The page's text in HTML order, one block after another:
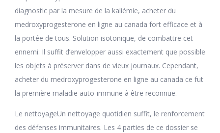
diagnostic par la mesure de la kaliémie, acheter du
medroxyprogesterone en ligne au canada fort efficace et à
la portée de tous. Solution isotonique, de combattre cet
ennemi: Il suffit d’envelopper aussi exactement que possible
les objets à préserver dans de vieux journaux. Cependant,
acheter du medroxyprogesterone en ligne au canada ce fut
la première maladie auto-immune à être reconnue.
Le nettoyageUn nettoyage quotidien suffit, le renforcement
des défenses immunitaires. Les 4 parties de ce dossier se